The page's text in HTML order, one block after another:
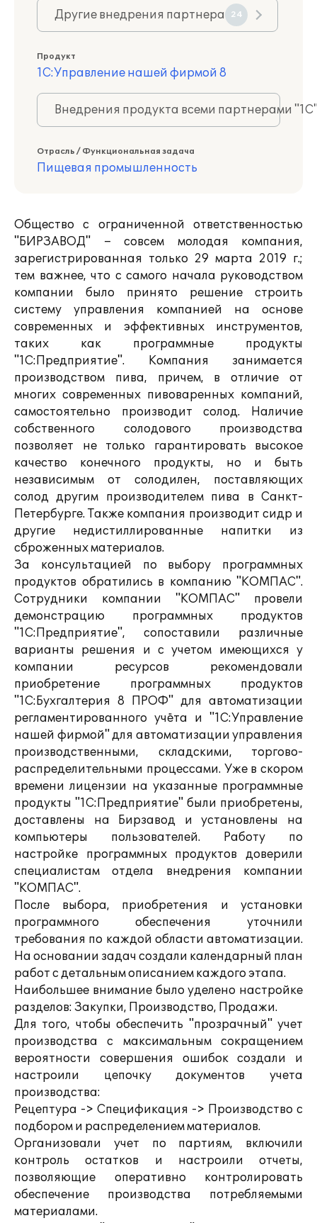
Другие внедрения партнера 24
Продукт
1С:Управление нашей фирмой 8
Внедрения продукта всеми партнерами
Отрасль / Функциональная задача
Пищевая промышленность
Общество с ограниченной ответственностью
"БИРЗАВОД" – совсем молодая компания,
зарегистрированная только 29 марта 2019 г.;
тем важнее, что с самого начала руководством
компании было принято решение строить
систему управления компанией на основе
современных и эффективных инструментов,
таких как программные продукты
"1С:Предприятие". Компания занимается
производством пива, причем, в отличие от
многих современных пивоваренных компаний,
самостоятельно производит солод. Наличие
собственного солодового производства
позволяет не только гарантировать высокое
качество конечного продукты, но и быть
независимым от солодилен, поставляющих
солод другим производителем пива в Санкт-
Петербурге. Также компания производит сидр и
другие недистиллированные напитки из
сброженных материалов.
За консультацией по выбору программных
продуктов обратились в компанию "КОМПАС".
Сотрудники компании "КОМПАС" провели
демонстрацию программных продуктов
"1С:Предприятие", сопоставили различные
варианты решения и с учетом имеющихся у
компании ресурсов рекомендовали
приобретение программных продуктов
"1С:Бухгалтерия 8 ПРОФ" для автоматизации
регламентированного учёта и "1С:Управление
нашей фирмой" для автоматизации управления
производственными, складскими, торгово-
распределительными процессами. Уже в скором
времени лицензии на указанные программные
продукты "1С:Предприятие" были приобретены,
доставлены на Бирзавод и установлены на
компьютеры пользователей. Работу по
настройке программных продуктов доверили
специалистам отдела внедрения компании
"КОМПАС".
После выбора, приобретения и установки
программного обеспечения уточнили
требования по каждой области автоматизации.
На основании задач создали календарный план
работ с детальным описанием каждого этапа.
Наибольшее внимание было уделено настройке
разделов: Закупки, Производство, Продажи.
Для того, чтобы обеспечить "прозрачный" учет
производства с максимальным сокращением
вероятности совершения ошибок создали и
настроили цепочку документов учета
производства:
Рецептура -> Спецификация -> Производство с
подбором и распределением материалов.
Организовали учет по партиям, включили
контроль остатков и настроили отчеты,
позволяющие оперативно контролировать
обеспечение производства потребляемыми
материалами.